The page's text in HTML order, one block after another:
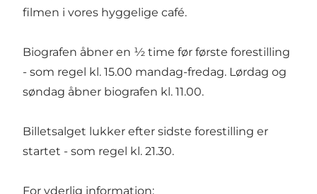
filmen i vores hyggelige café.
Biografen åbner en ½ time før første forestilling
- som regel kl. 15.00 mandag-fredag. Lørdag og
søndag åbner biografen kl. 11.00.
Billetsalget lukker efter sidste forestilling er
startet - som regel kl. 21.30.
For yderlig information: